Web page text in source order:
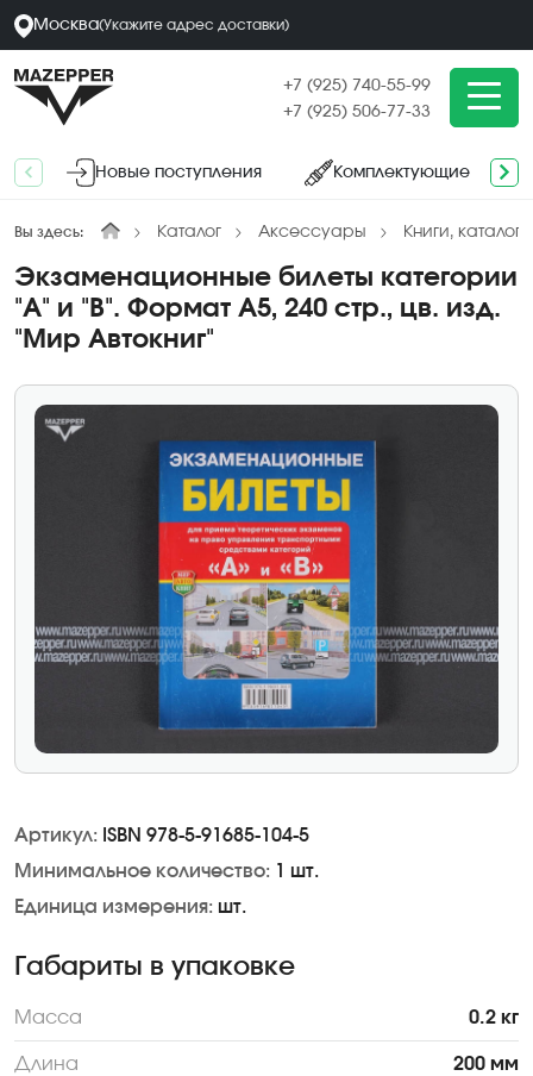
Москва(Укажите адрес доставки)
+7 (925) 740-55-99
+7 (925) 506-77-33
Новые поступления Комплектующие
Вы здесь: Каталог Аксессуары Книги,
Экзаменационные билеты категории
"А" и "В". Формат А5, 240 стр., цв. изд.
"Мир Автокниг"
Артикул: ISBN 978-5-91685-104-5
Минимальное количество: 1 шт.
Единица измерения: шт.
Габариты в упаковке
Масса 0.2 кг
Длина 200 мм